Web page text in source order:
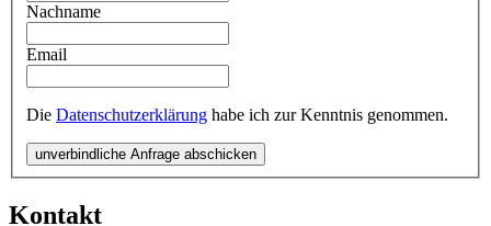
Nachname
Email
Die Datenschutzerklärung habe ich zur Kenntnis genommen.
unverbindliche Anfrage abschicken
Kontakt